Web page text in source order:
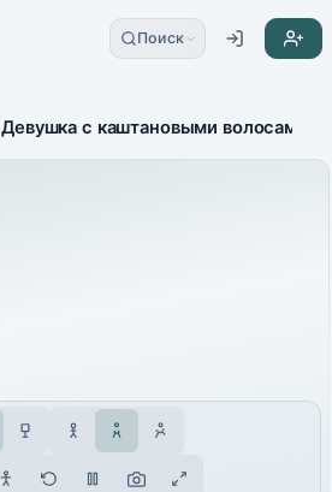
Поиск
Девушка с каштановыми волосами